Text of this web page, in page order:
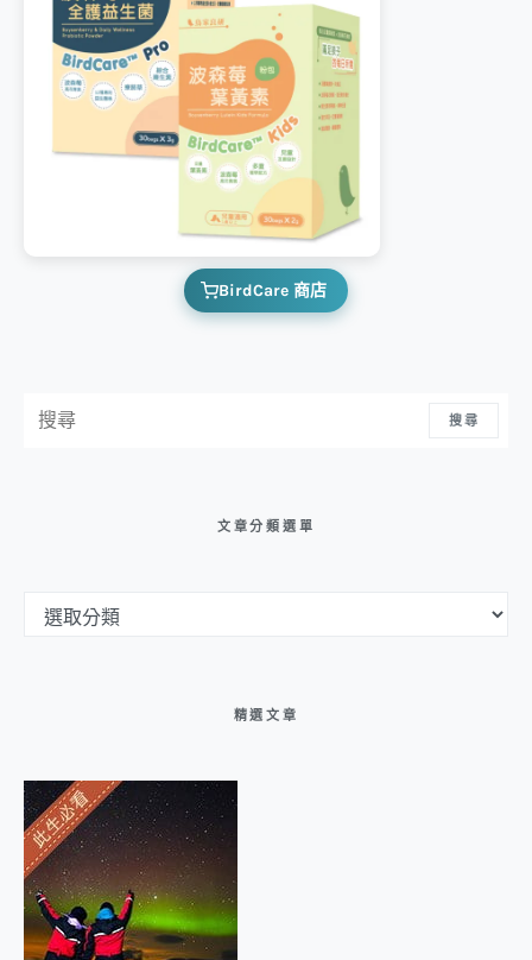
BirdCare 商店
搜尋
文章分類選單
精選文章